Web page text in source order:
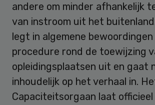
andere om minder afhankelijk
van instroom uit het
legt in algemene bewoordingen
procedure rond de toewijzing
opleidingsplaatsen uit en gaat
inhoudelijk op het verhaal in.
Capaciteitsorgaan laat